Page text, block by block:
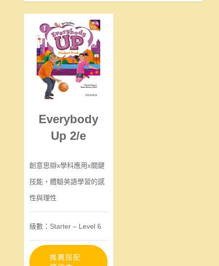
Everybody
Up 2/e
創意思辯x學科應用x關鍵
技能，體驗英語學習的感
性與理性
級數：Starter – Level 6
推薦搭配